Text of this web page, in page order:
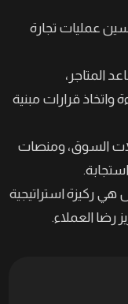
عمليات تجارة
المتاجر،
واتخاذ قرارات مبنية
السوق، ومنصات
هي ركيزة استراتيجية
رضا العملاء.